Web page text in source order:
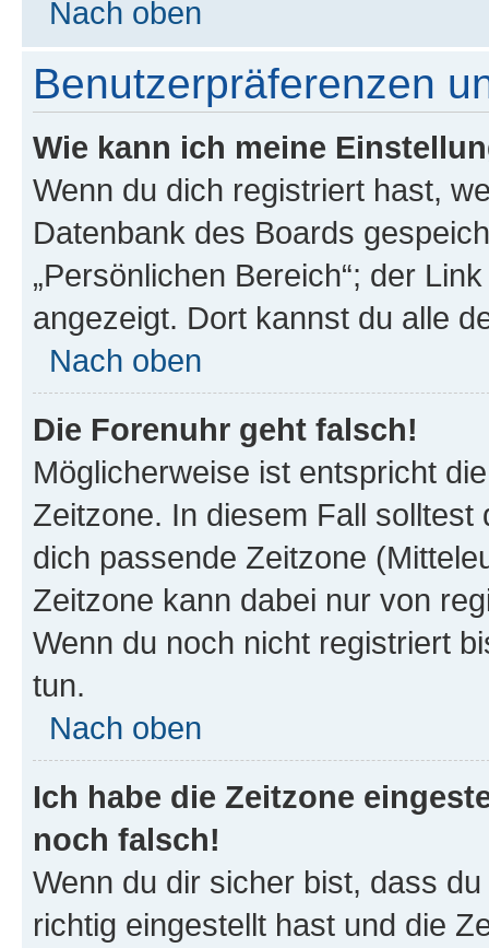
Nach oben
Benutzerpräferenzen
Wie kann ich meine
Wenn du dich registriert hast,
Datenbank des Boards
„Persönlichen Bereich“; der
angezeigt. Dort kannst du alle
Nach oben
Die Forenuhr geht falsch!
Möglicherweise ist entspricht
Zeitzone. In diesem Fall solltest
dich passende Zeitzone
Zeitzone kann dabei nur von
Wenn du noch nicht registriert
tun.
Nach oben
Ich habe die Zeitzone
noch falsch!
Wenn du dir sicher bist, dass
richtig eingestellt hast und die